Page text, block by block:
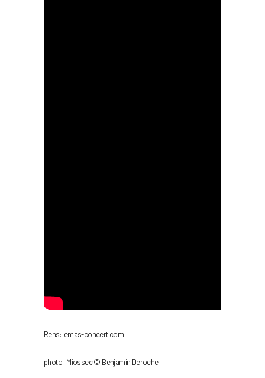
Rens: lemas-concert.com
photo : Miossec © Benjamin Deroche